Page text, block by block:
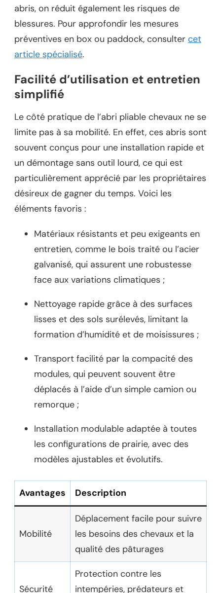
abris, on réduit également les risques de
blessures. Pour approfondir les mesures
préventives en box ou paddock, consulter cet
article spécialisé.
Facilité d’utilisation et entretien
simplifié
Le côté pratique de l’abri pliable chevaux ne se
limite pas à sa mobilité. En effet, ces abris sont
souvent conçus pour une installation rapide et
un démontage sans outil lourd, ce qui est
particulièrement apprécié par les propriétaires
désireux de gagner du temps. Voici les
éléments favoris :
Matériaux résistants et peu exigeants en
entretien, comme le bois traité ou l’acier
galvanisé, qui assurent une robustesse
face aux variations climatiques ;
Nettoyage rapide grâce à des surfaces
lisses et des sols surélevés, limitant la
formation d’humidité et de moisissures ;
Transport facilité par la compacité des
modules, qui peuvent souvent être
déplacés à l’aide d’un simple camion ou
remorque ;
Installation modulable adaptée à toutes
les configurations de prairie, avec des
modèles ajustables et évolutifs.
Avantages Description
Mobilité
Déplacement facile pour suivre
les besoins des chevaux et la
qualité des pâturages
Sécurité
Protection contre les
intempéries, prédateurs et